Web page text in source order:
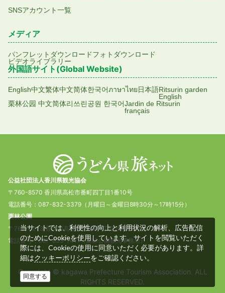
SNSアカウント一覧
メディア
パンフレットダウンロードフォトダウンロード
ビデオライブラリー
外国語サイト(Global Website)
English中文繁体中文简体한국어ภาษาไทย日本語Ritsurin garden
English
栗林公园 中文简体리쓰린공원 한국어Jardin de Ritsurin
français
公益社団法人香川県観光協会
〒760-8570 香川県高松市番町四丁目1番10号
電話番号：087-832-3379（月曜日～金曜日8時30分～17時15分）
栗林公園
〒760-0073 香川県高松市栗林町1丁目20番16号
電話番号：087-833-7411（栗林公園観光事務所）
Copyright © kagawa Prefecture Tourism Association. ALL
RIGHTS RESERVED.
当サイトでは、利便性の向上と利用状況の解析、広告配信
のためにCookieを使用しています。サイトを閲覧いただく
際には、Cookieの使用に同意いただく必要があります。詳
細はクッキーポリシーをご確認ください。
同意する